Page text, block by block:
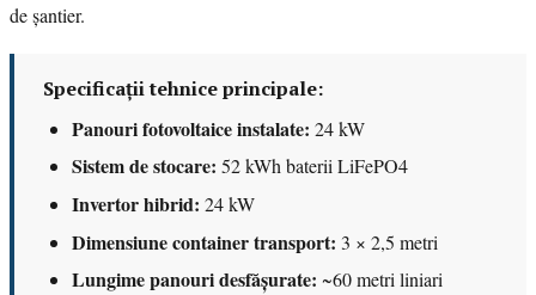
de șantier.
Specificații tehnice principale:
Panouri fotovoltaice instalate: 24 kW
Sistem de stocare: 52 kWh baterii LiFePO4
Invertor hibrid: 24 kW
Dimensiune container transport: 3 × 2,5 metri
Lungime panouri desfășurate: ~60 metri liniari